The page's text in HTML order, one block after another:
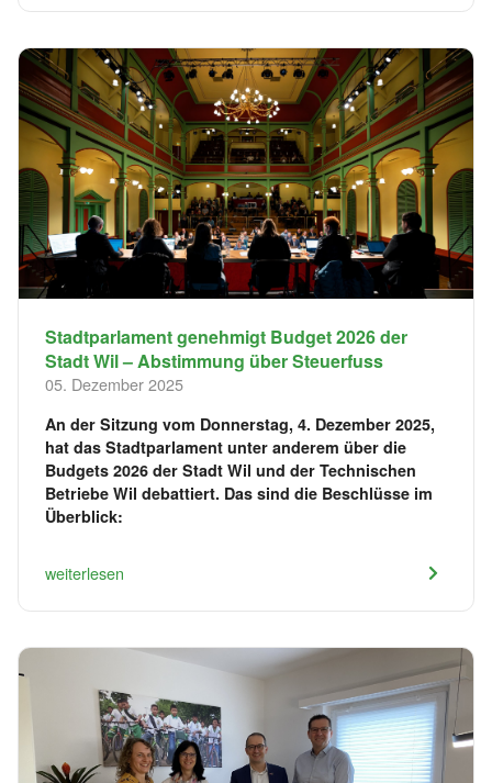
Stadtparlament genehmigt Budget 2026 der
Stadt Wil – Abstimmung über Steuerfuss
05. Dezember 2025
An der Sitzung vom Donnerstag, 4. Dezember 2025,
hat das Stadtparlament unter anderem über die
Budgets 2026 der Stadt Wil und der Technischen
Betriebe Wil debattiert. Das sind die Beschlüsse im
Überblick:
weiterlesen